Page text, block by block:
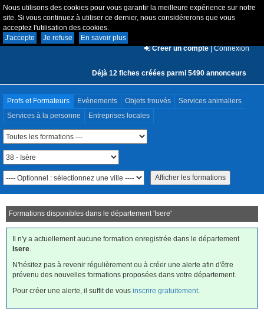
Nous utilisons des cookies pour vous garantir la meilleure expérience sur notre
site. Si vous continuez à utiliser ce dernier, nous considérerons que vous
acceptez l'utilisation des cookies.
J'accepte
Je refuse
En savoir plus
Créer un compte|Connexion
Déjà 12 fiches créées parmi 5490 annonceurs
Profs et Formateurs Evénements Objets trouvés
Services animaliers
Services à la personne
Entreprises locales
Formations disponibles dans le département ' Isere'
Il n'y a actuellement aucune formation enregistrée dans le département
Isere.
N'hésitez pas à revenir régulièrement ou à créer une alerte afin d'être
prévenu des nouvelles formations proposées dans votre département.
Pour créer une alerte, il suffit de vous inscrire gratuitement.